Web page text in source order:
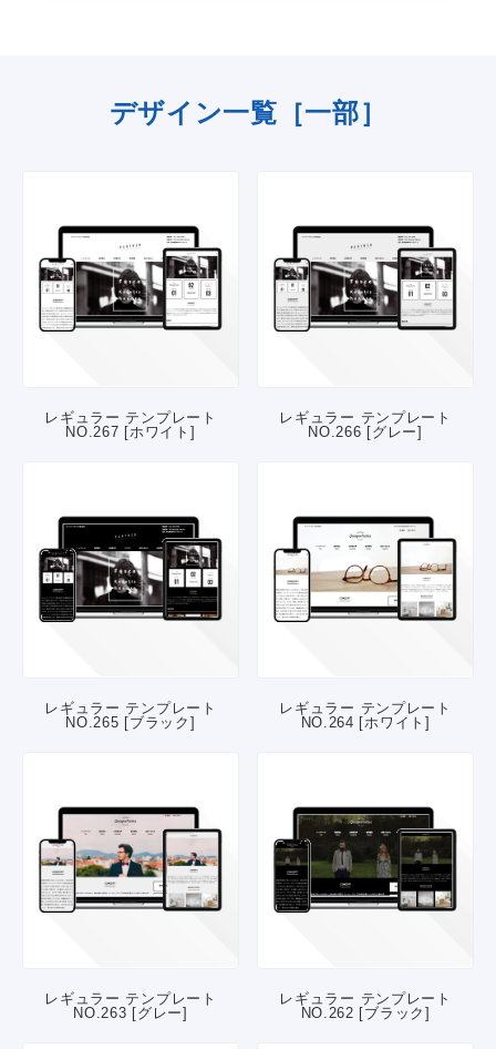
デザイン一覧［一部］
レギュラー テンプレート
NO.267 [ホワイト]
レギュラー テンプレート
NO.266 [グレー]
レギュラー テンプレート
NO.265 [ブラック]
レギュラー テンプレート
NO.264 [ホワイト]
レギュラー テンプレート
NO.263 [グレー]
レギュラー テンプレート
NO.262 [ブラック]